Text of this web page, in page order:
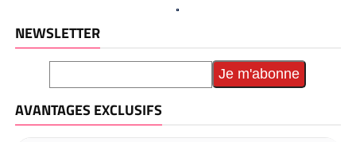
NEWSLETTER
AVANTAGES EXCLUSIFS